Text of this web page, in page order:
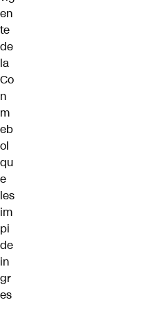
en
te
de
la
Co
n
m
eb
ol
qu
e
les
im
pi
de
in
gr
es